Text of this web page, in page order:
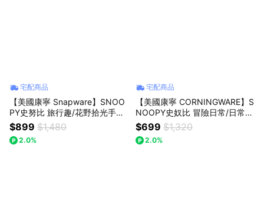
宅配商品
【美國康寧 Snapware】SNOO
PY史努比 旅行趣/花野拾光手提
運動瓶600ml
$899 $1,480
2.0%
宅配商品
【美國康寧 CORNINGWARE】S
NOOPY史奴比 冒險日常/日常幸
福系列馬克杯460ml
$699 $1,320
2.0%